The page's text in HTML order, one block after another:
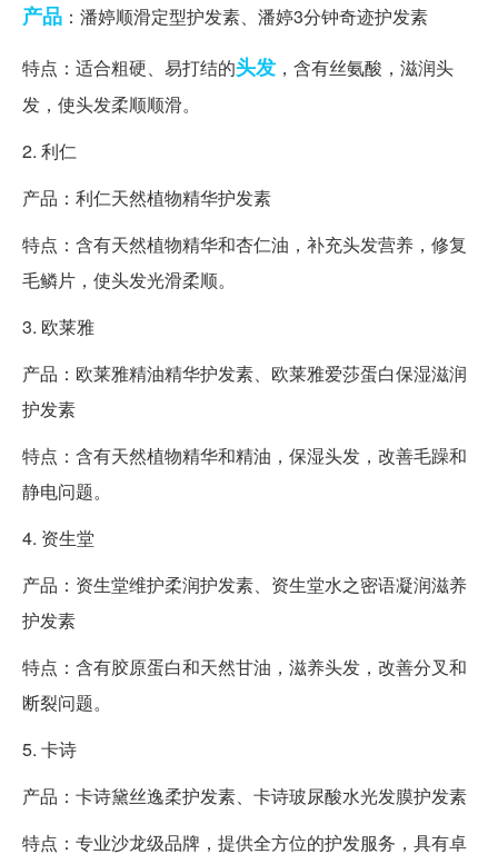
产品 ：潘婷顺滑定型护发素、潘婷3分钟奇迹护发素
特点：适合粗硬、易打结的头发 ，含有丝氨酸，滋润头
发，使头发柔顺顺滑。
2. 利仁
产品：利仁天然植物精华护发素
特点：含有天然植物精华和杏仁油，补充头发营养，修复
毛鳞片，使头发光滑柔顺。
3. 欧莱雅
产品：欧莱雅精油精华护发素、欧莱雅爱莎蛋白保湿滋润
护发素
特点：含有天然植物精华和精油，保湿头发，改善毛躁和
静电问题。
4. 资生堂
产品：资生堂维护柔润护发素、资生堂水之密语凝润滋养
护发素
特点：含有胶原蛋白和天然甘油，滋养头发，改善分叉和
断裂问题。
5. 卡诗
产品：卡诗黛丝逸柔护发素、卡诗玻尿酸水光发膜护发素
特点：专业沙龙级品牌，提供全方位的护发服务，具有卓